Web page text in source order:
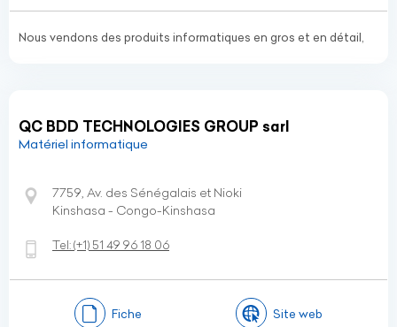
Nous vendons des produits informatiques en gros et en détail,
QC BDD TECHNOLOGIES GROUP sarl
Matériel informatique
7759, Av. des Sénégalais et Nioki
Kinshasa - Congo-Kinshasa
Tel:(+1) 51 49 96 18 06
Fiche Site web